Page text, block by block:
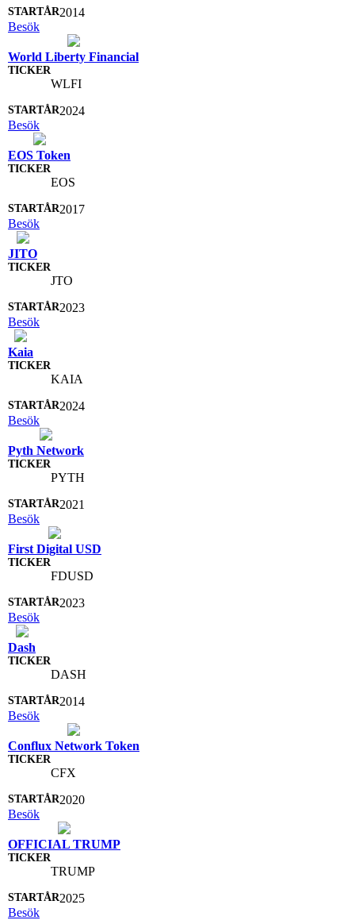
2014
Besök
World Liberty Financial
WLFI
2024
Besök
EOS Token
EOS
2017
Besök
JITO
JTO
2023
Besök
Kaia
KAIA
2024
Besök
Pyth Network
PYTH
2021
Besök
First Digital USD
FDUSD
2023
Besök
Dash
DASH
2014
Besök
Conflux Network Token
CFX
2020
Besök
OFFICIAL TRUMP
TRUMP
2025
Besök